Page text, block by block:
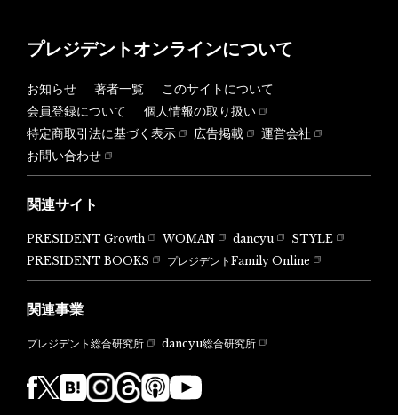
プレジデントオンラインについて
お知らせ 著者一覧
このサイトについて
会員登録について
個人情報の取り扱い
特定商取引法に基づく表示
広告掲載
運営会社
お問い合わせ
関連サイト
PRESIDENT Growth WOMAN dancyu
STYLE
PRESIDENT BOOKS
プレジデントFamily Online
関連事業
プレジデント総合研究所 dancyu総合研究所